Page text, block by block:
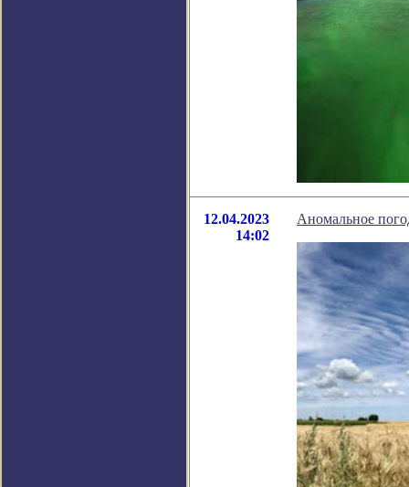
12.04.2023
14:02
Аномальное